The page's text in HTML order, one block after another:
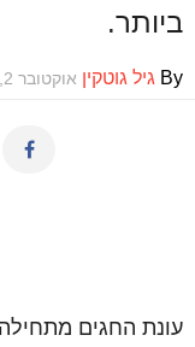
ביותר.
By גיל גוטקין אוקטובר 2, 2017
עונת החגים